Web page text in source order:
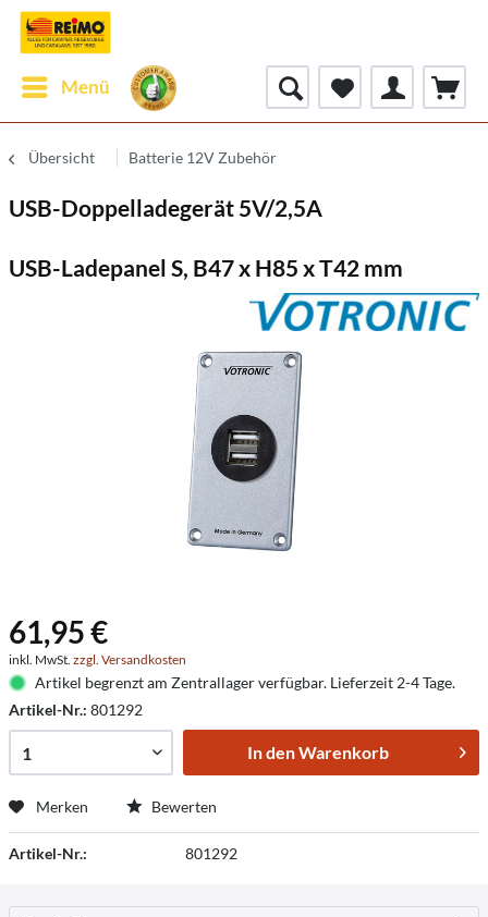
Menü
Übersicht Batterie 12V Zubehör
USB-Doppelladegerät 5V/2,5A
USB-Ladepanel S, B47 x H85 x T42 mm
61,95 €
inkl. MwSt. zzgl. Versandkosten
Artikel begrenzt am Zentrallager verfügbar. Lieferzeit 2-4 Tage.
Artikel-Nr.: 801292
In denWarenkorb
Merken Bewerten
Artikel-Nr.: 801292